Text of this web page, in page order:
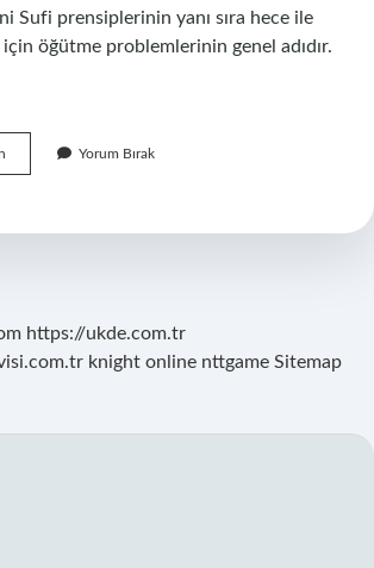
Sufi prensiplerinin yanı sıra hece ile
için öğütme problemlerinin genel adıdır.
Deyişme
Nedir
Yorum Bırak
https://ukde.com.tr
knight online nttgame Sitemap